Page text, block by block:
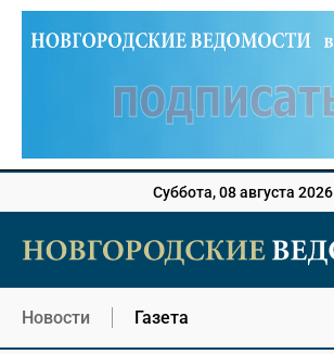
Суббота, 08 августа 2026
Новости Газета